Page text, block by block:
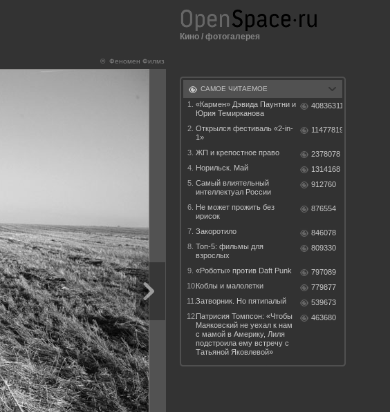
© Феномен Филмз
Кино / фотогалерея
САМОЕ ЧИТАЕМОЕ
1.
«Кармен» Дэвида Паунтни и
Юрия Темирканова
40836311
2. Открылся фестиваль «2-in-
1»
11477819
3. ЖП и крепостное право
2378078
4. Норильск. Май
1314168
5. Самый влиятельный
интеллектуал России
912760
6. Не может прожить без
ирисок
876554
7. Закоротило
846078
8. Топ-5: фильмы для
взрослых
809330
9. «Роботы» против Daft Punk
797089
10.Коблы и малолетки
779877
11.Затворник. Но пятипалый
539673
12.Патрисия Томпсон: «Чтобы
Маяковский не уехал к нам
с мамой в Америку, Лиля
подстроила ему встречу с
Татьяной Яковлевой»
463680